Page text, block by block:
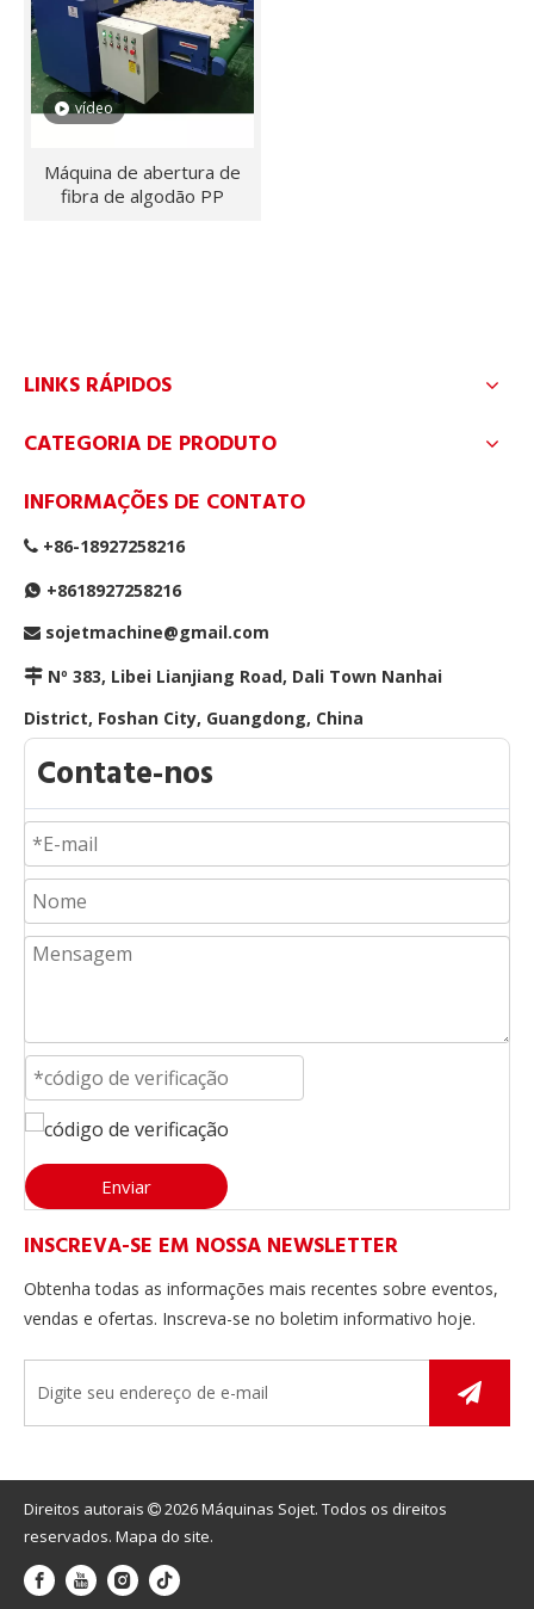
Almofadas para estofados
A linha de produção de enchimento de almofadas de
Travesseiros
Como escolher um fornecedor confiável de linha de produção automática de travesseiros?
Existem vários fatores-chave que devem ser
A manutenção de uma máquina de enchimento de
vídeo
Máquina de abertura de
fibra de algodão PP
LINKS RÁPIDOS
CATEGORIA DE PRODUTO
INFORMAÇÕES DE CONTATO
 +86-18927258216
 +8618927258216
 sojetmachine@gmail.com
 Nº 383, Libei Lianjiang Road, Dali Town Nanhai
District, Foshan City, Guangdong, China
Contate-nos
Enviar
INSCREVA-SE EM NOSSA NEWSLETTER
Obtenha todas as informações mais recentes sobre eventos,
vendas e ofertas. Inscreva-se no boletim informativo hoje.
Direitos autorais  2026Máquinas Sojet. Todos os direitos
reservados. Mapa do site.